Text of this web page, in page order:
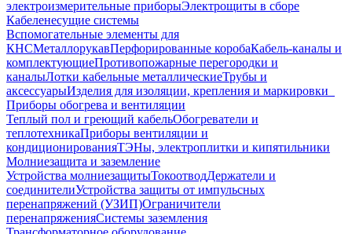
электроизмерительные приборыЭлектрощиты в сборе
Кабеленесущие системы
Вспомогательные элементы для
КНСМеталлорукавПерфорированные коробаКабель-каналы и
комплектующиеПротивопожарные перегородки и
каналыЛотки кабельные металлическиеТрубы и
аксессуарыИзделия для изоляции, крепления и маркировки
Приборы обогрева и вентиляции
Теплый пол и греющий кабельОбогреватели и
теплотехникаПриборы вентиляции и
кондиционированияТЭНы, электроплитки и кипятильники
Молниезащита и заземление
Устройства молниезащитыТокоотводДержатели и
соединителиУстройства защиты от импульсных
перенапряжений (УЗИП)Ограничители
перенапряженияСистемы заземления